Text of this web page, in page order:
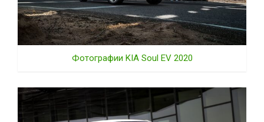
Фотографии KIA Soul EV 2020